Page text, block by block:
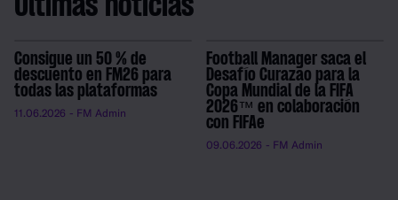
Últimas noticias
Consigue un 50 % de
descuento en FM26 para
todas las plataformas
11.06.2026 - FM Admin
Football Manager saca el
Desafío Curazao para la
Copa Mundial de la FIFA
2026™ en colaboración
con FIFAe
09.06.2026 - FM Admin